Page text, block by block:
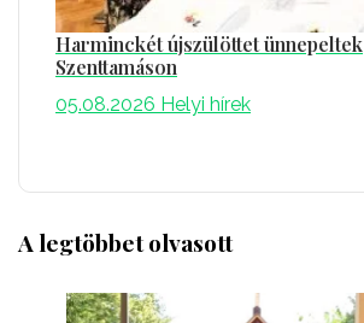
Harminckét újszülöttet ünnepeltek
Szenttamáson
05.08.2026 Helyi hírek
A legtöbbet olvasott